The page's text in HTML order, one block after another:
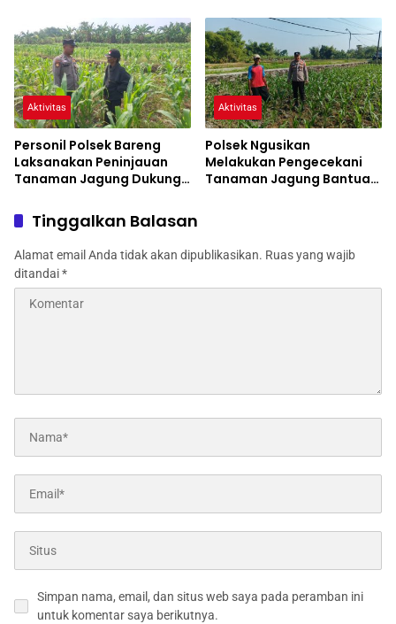
Jagung
Aktivitas
Personil Polsek Bareng
Laksanakan Peninjauan
Tanaman Jagung Dukung
Pangan
Aktivitas
Polsek Ngusikan
Melakukan Pengecekani
Tanaman Jagung Bantuan
Tinggalkan Balasan
Alamat email Anda tidak akan dipublikasikan. Ruas yang wajib
ditandai*
Simpan nama, email, dan situs web saya pada peramban ini
untuk komentar saya berikutnya.